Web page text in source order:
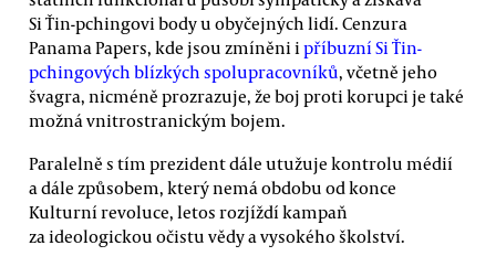
Si Ťin-pchingovi body u obyčejných lidí. Cenzura
Panama Papers, kde jsou zmíněni ipříbuzní Si Ťin-
pchingových blízkých spolupracovníků, včetně jeho
švagra, nicméně prozrazuje, že boj proti korupci je také
možná vnitrostranickým bojem.
Paralelně s tím prezident dále utužuje kontrolu médií
a dále způsobem, který nemá obdobu od konce
Kulturní revoluce, letos rozjíždí kampaň
za ideologickou očistu vědy a vysokého školství.